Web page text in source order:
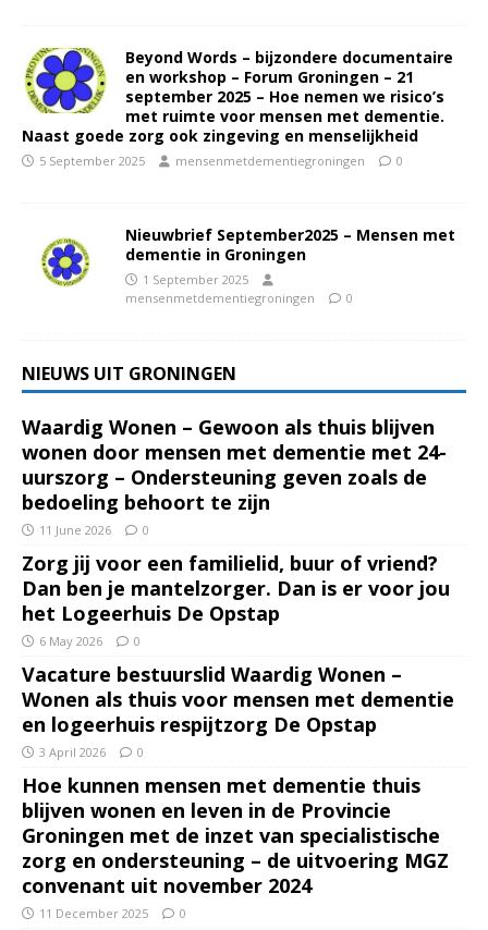
Beyond Words – bijzondere documentaire
en workshop – Forum Groningen – 21
september 2025 – Hoe nemen we risico’s
met ruimte voor mensen met dementie.
Naast goede zorg ook zingeving en menselijkheid
5 September 2025 mensenmetdementiegroningen 0
Nieuwbrief September2025 – Mensen met
dementie in Groningen
1 September 2025
mensenmetdementiegroningen
0
NIEUWS UIT GRONINGEN
Waardig Wonen – Gewoon als thuis blijven
wonen door mensen met dementie met 24-
uurszorg – Ondersteuning geven zoals de
bedoeling behoort te zijn
11 June 2026 0
Zorg jij voor een familielid, buur of vriend?
Dan ben je mantelzorger. Dan is er voor jou
het Logeerhuis De Opstap
6 May 2026 0
Vacature bestuurslid Waardig Wonen –
Wonen als thuis voor mensen met dementie
en logeerhuis respijtzorg De Opstap
3 April 2026 0
Hoe kunnen mensen met dementie thuis
blijven wonen en leven in de Provincie
Groningen met de inzet van specialistische
zorg en ondersteuning – de uitvoering MGZ
convenant uit november 2024
11 December 2025 0